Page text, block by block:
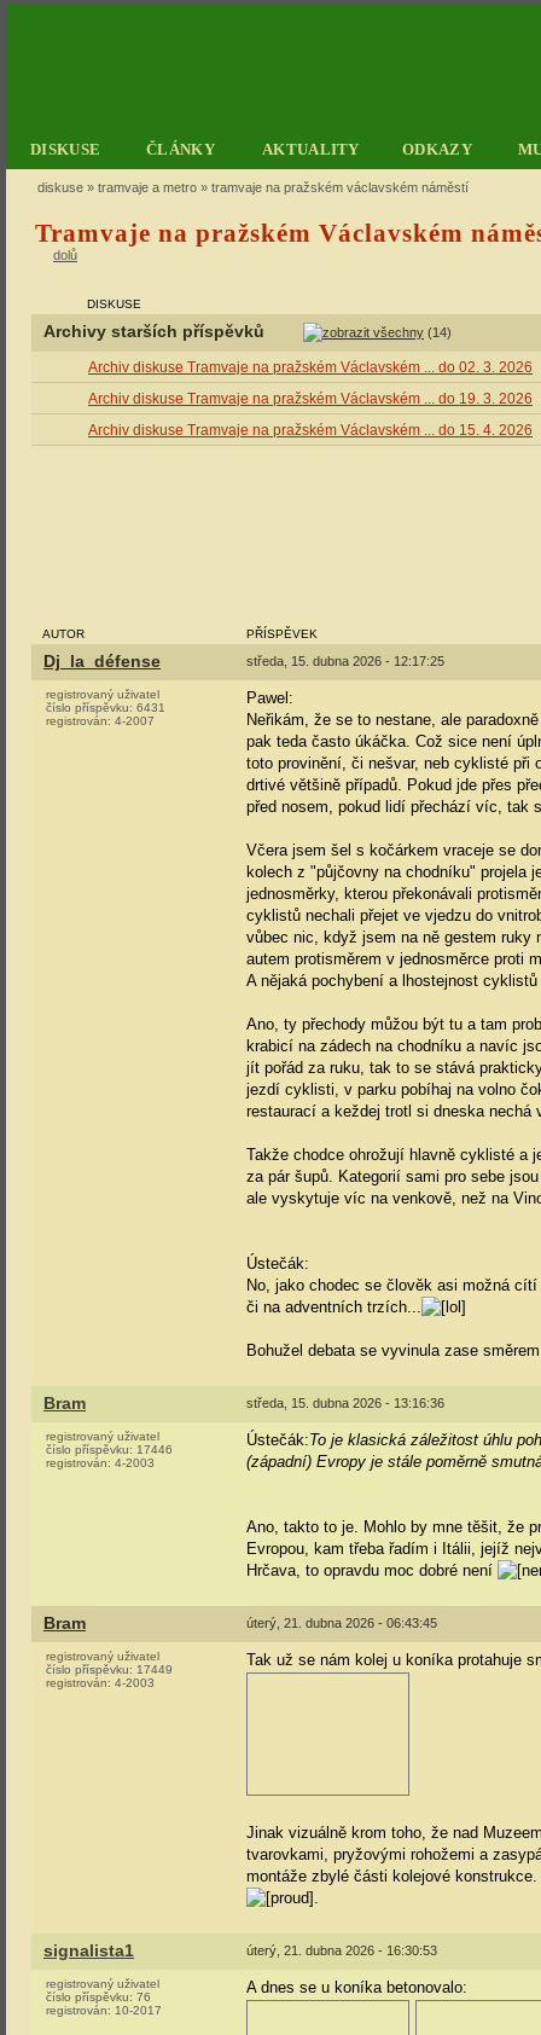
DISKUSE ČLÁNKY AKTUALITY ODKAZY
diskuse » tramvaje a metro » tramvaje na pražském václavském náměstí
Tramvaje na pražském Václavském
dolů
DISKUSE
Archivy starších příspěvků (14)
Archiv diskuse Tramvaje na pražském Václavském ... do 02. 3. 2026
Archiv diskuse Tramvaje na pražském Václavském ... do 19. 3. 2026
Archiv diskuse Tramvaje na pražském Václavském ... do 15. 4. 2026
AUTOR PŘÍSPĚVEK
Dj_la_défense středa, 15. dubna 2026 - 12:17:25
registrovaný uživatel
číslo příspěvku: 6431
registrován: 4-2007
Pawel:
Neřikám, že se to nestane, ale
pak teda často úkáčka. Což sice není
toto provinění, či nešvar, neb cyklisté při
drtivé většině případů. Pokud jde přes
před nosem, pokud lidí přechází víc, tak
Včera jsem šel s kočárkem vraceje se
kolech z "půjčovny na chodníku" projela
jednosměrky, kterou překonávali
cyklistů nechali přejet ve vjedzu do
vůbec nic, když jsem na ně gestem ruky
autem protisměrem v jednosměrce proti
A nějaká pochybení a lhostejnost
Ano, ty přechody můžou být tu a tam
krabicí na zádech na chodníku a navíc
jít pořád za ruku, tak to se stává
jezdí cyklisti, v parku pobíhaj na volno
restaurací a keždej trotl si dneska
Takže chodce ohrožují hlavně cyklisté a
za pár šupů. Kategorií sami pro sebe
ale vyskytuje víc na venkově, než na
Ústečák:
No, jako chodec se člověk asi možná
či na adventních trzích...
Bohužel debata se vyvinula zase
Bram středa, 15. dubna 2026 - 13:16:36
registrovaný uživatel
číslo příspěvku: 17446
registrován: 4-2003
Ústečák:To je klasická záležitost úhlu
(západní) Evropy je stále poměrně
Ano, takto to je. Mohlo by mne těšit, že
Evropou, kam třeba řadím i Itálii, jejíž
Hrčava, to opravdu moc dobré není
Bram úterý, 21. dubna 2026 - 06:43:45
registrovaný uživatel
číslo příspěvku: 17449
registrován: 4-2003
Tak už se nám kolej u koníka protahuje
Jinak vizuálně krom toho, že nad
tvarovkami, pryžovými rohožemi a
montáže zbylé části kolejové
.
signalista1 úterý, 21. dubna 2026 - 16:30:53
registrovaný uživatel
číslo příspěvku: 76
registrován: 10-2017
A dnes se u koníka betonovalo: